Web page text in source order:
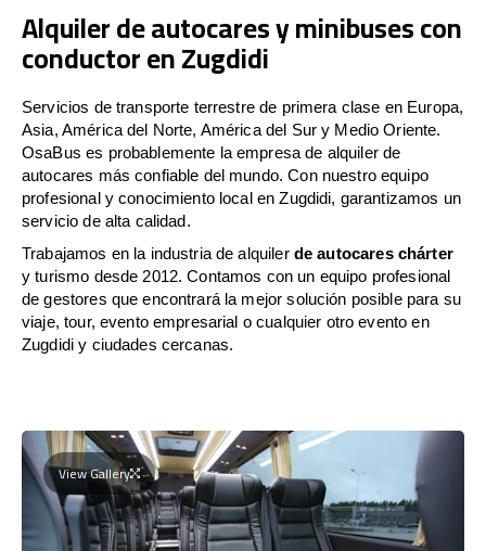
Alquiler de autocares y minibuses con
conductor en Zugdidi
Servicios de transporte terrestre de primera clase en Europa,
Asia, América del Norte, América del Sur y Medio Oriente.
OsaBus es probablemente la empresa de alquiler de
autocares más confiable del mundo. Con nuestro equipo
profesional y conocimiento local en Zugdidi, garantizamos un
servicio de alta calidad.
Trabajamos en la industria de alquiler de autocares chárter
y turismo desde 2012. Contamos con un equipo profesional
de gestores que encontrará la mejor solución posible para su
viaje, tour, evento empresarial o cualquier otro evento en
Zugdidi y ciudades cercanas.
View Gallery